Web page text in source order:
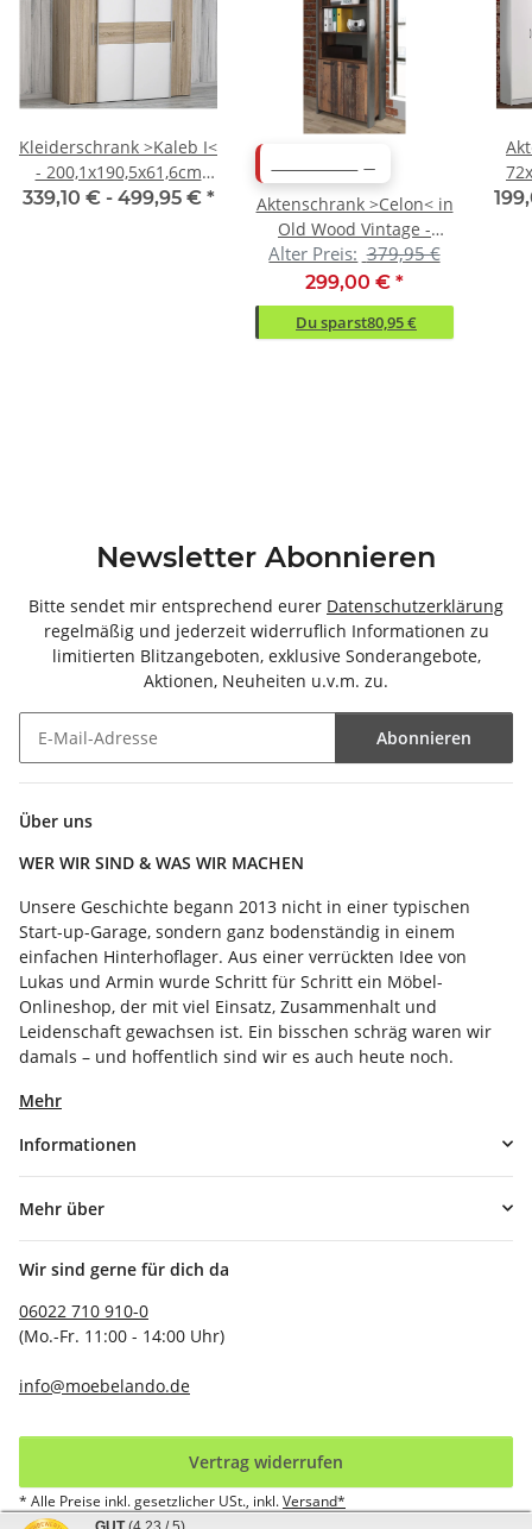
Kleiderschrank >Kaleb I<
- 200,1x190,5x61,6cm
(BxHxT)
339,10 € - 499,95 € *
Aktenschrank >Celon< in
Old Wood Vintage -
86x220.7x41.6cm (BxHxT)
Alter Preis: 379,95 €
299,00 € *
Du sparst80,95 €
Newsletter Abonnieren
Bitte sendet mir entsprechend eurer Datenschutzerklärung
regelmäßig und jederzeit widerruflich Informationen zu
limitierten Blitzangeboten, exklusive Sonderangebote,
Aktionen, Neuheiten u.v.m. zu.
Abonnieren
Über uns
WER WIR SIND & WAS WIR MACHEN
Unsere Geschichte begann 2013 nicht in einer typischen
Start-up-Garage, sondern ganz bodenständig in einem
einfachen Hinterhoflager. Aus einer verrückten Idee von
Lukas und Armin wurde Schritt für Schritt ein Möbel-
Onlineshop, der mit viel Einsatz, Zusammenhalt und
Leidenschaft gewachsen ist. Ein bisschen schräg waren wir
damals – und hoffentlich sind wir es auch heute noch.
Mehr
Informationen
Mehr über
Wir sind gerne für dich da
06022 710 910-0
(Mo.-Fr. 11:00 - 14:00 Uhr)
info@moebelando.de
Vertrag widerrufen
* Alle Preise inkl. gesetzlicher USt., inkl.Versand*